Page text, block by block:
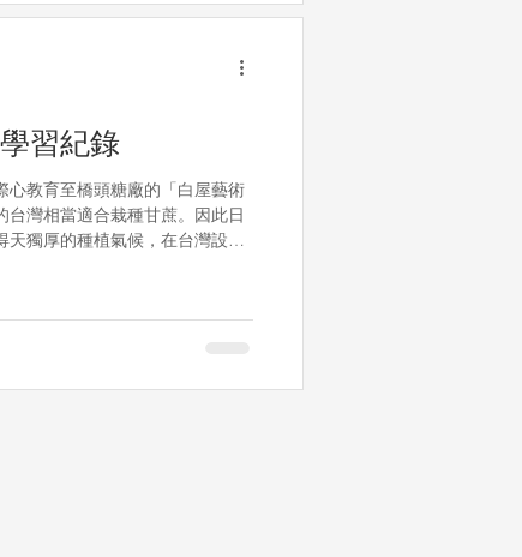
習紀錄
心教育至橋頭糖廠的「白屋藝術
台灣相當適合栽種甘蔗。因此日
天獨厚的種植氣候，在台灣設立